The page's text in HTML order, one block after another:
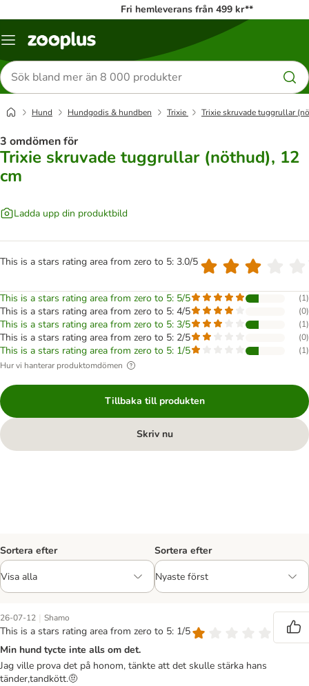
Fri hemleverans från 499 kr**
Katalogmeny
Sök
efter
produkter
Hund Hundgodis & hundben Trixie Trixie skruvade tuggrullar
3 omdömen för
Trixie skruvade tuggrullar (nöthud), 12
cm
Ladda upp din produktbild
This is a stars rating area from zero to 5: 3.0/5
This is a stars rating area from zero to 5: 5/5 (1)
This is a stars rating area from zero to 5: 4/5 (0)
This is a stars rating area from zero to 5: 3/5 (1)
This is a stars rating area from zero to 5: 2/5 (0)
This is a stars rating area from zero to 5: 1/5 (1)
Hur vi hanterar produktomdömen
Tillbaka till produkten
Skriv nu
Sortera efter Sortera efter
26-07-12 | Shamo
This is a stars rating area from zero to 5: 1/5
Min hund tycte inte alls om det.
Jag ville prova det på honom, tänkte att det skulle stärka hans
tänder,tandkött.🤨